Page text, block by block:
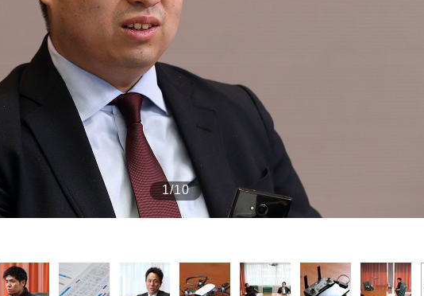
かった」侍ジャパン選手が証言した“NPB聞...
もっと見る
もっと見る
1/10